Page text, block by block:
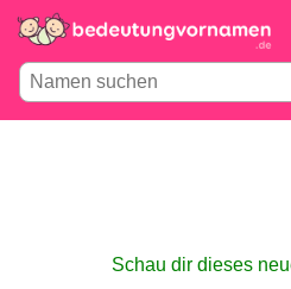
Schau dir dieses